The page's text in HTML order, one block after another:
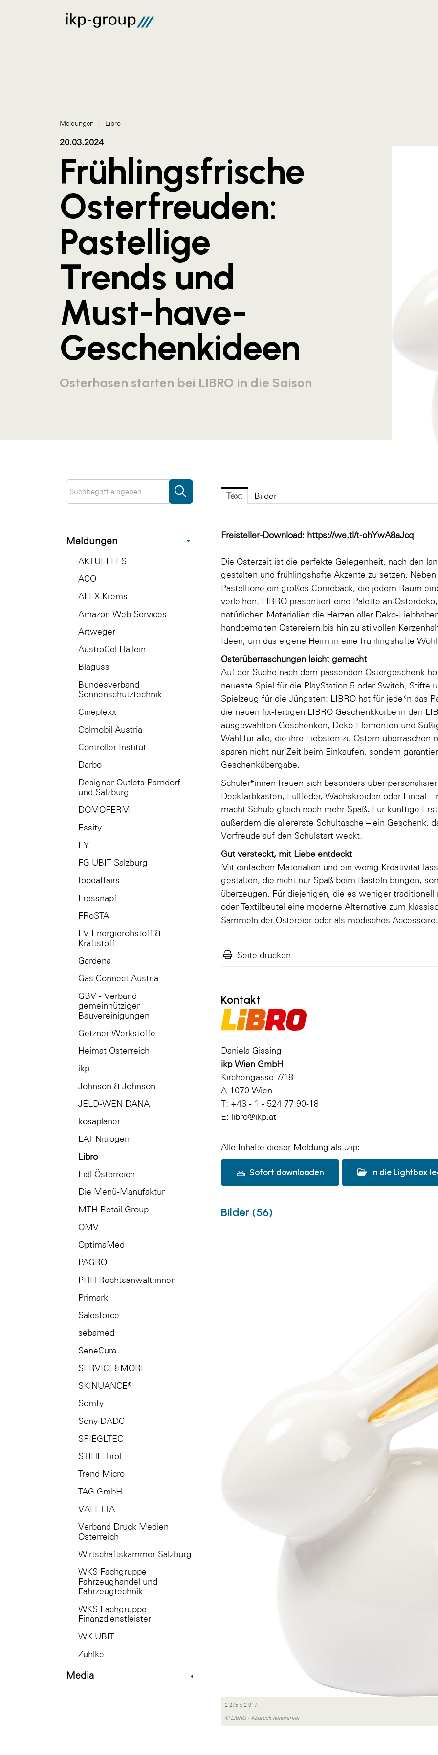
Meldungen
AKTUELLES
ACO
ALEX Krems
Amazon Web Services
Artweger
AustroCel Hallein
Blaguss
Bundesverband
Sonnenschutztechnik
Cineplexx
Colmobil Austria
Controller Institut
Darbo
Designer Outlets Parndorf
und Salzburg
DOMOFERM
Essity
EY
FG UBIT Salzburg
foodaffairs
Fressnapf
FRoSTA
FV Energierohstoff &
Kraftstoff
Gardena
Gas Connect Austria
GBV - Verband
gemeinnütziger
Bauvereinigungen
Getzner Werkstoffe
Heimat Österreich
ikp
Johnson & Johnson
JELD-WEN DANA
kosaplaner
LAT Nitrogen
Libro
Lidl Österreich
Die Menü-Manufaktur
MTH Retail Group
OMV
OptimaMed
PAGRO
PHH Rechtsanwält:innen
Primark
Salesforce
sebamed
SeneCura
SERVICE&MORE
SKINUANCE®
Somfy
Sony DADC
SPIEGLTEC
STIHL Tirol
Trend Micro
TAG GmbH
VALETTA
Verband Druck Medien
Österreich
Wirtschaftskammer Salzburg
WKS Fachgruppe
Fahrzeughandel und
Fahrzeugtechnik
WKS Fachgruppe
Finanzdienstleister
WK UBIT
Zühlke
Media
Meldungen / Libro
20.03.2024
Frühlingsfrische
Osterfreuden:
Pastellige
Trends und
Must-have-
Geschenkideen
Osterhasen starten bei LIBRO in die Saison
Text Bilder
Freisteller-Download: https://we.tl/t-ohYwA8aJcq
Die Osterzeit ist die perfekte Gelegenheit, nach den
gestalten und frühlingshafte Akzente zu setzen.
Pastelltöne ein großes Comeback, die jedem Raum
verleihen. LIBRO präsentiert eine Palette an
natürlichen Materialien die Herzen aller Deko-
handbemalten Ostereiern bis hin zu stilvollen
Ideen, um das eigene Heim in eine frühlingshafte
Osterüberraschungen leicht gemacht
Auf der Suche nach dem passenden Ostergeschenk
neueste Spiel für die PlayStation 5 oder Switch, Stifte
Spielzeug für die Jüngsten: LIBRO hat für jede*n das
die neuen fix-fertigen LIBRO Geschenkkörbe in den
ausgewählten Geschenken, Deko-Elementen und
Wahl für alle, die ihre Liebsten zu Ostern überraschen
sparen nicht nur Zeit beim Einkaufen, sondern
Geschenkübergabe.
Schüler*innen freuen sich besonders über
Deckfarbkasten, Füllfeder, Wachskreiden oder Lineal
macht Schule gleich noch mehr Spaß. Für künftige
außerdem die allererste Schultasche – ein Geschenk,
Vorfreude auf den Schulstart weckt.
Gut versteckt, mit Liebe entdeckt
Mit einfachen Materialien und ein wenig Kreativität
gestalten, die nicht nur Spaß beim Basteln bringen,
überzeugen. Für diejenigen, die es weniger
oder Textilbeutel eine moderne Alternative zum
Sammeln der Ostereier oder als modisches Accessoire.
Seite drucken
Kontakt
Daniela Gissing
ikp Wien GmbH
Kirchengasse 7/18
A-1070 Wien
T: +43 - 1 - 524 77 90-18
E: libro@ikp.at
Alle Inhalte dieser Meldung als .zip:
Sofort downloaden In die Lightbox
Bilder (56)
2 275 x 2 917
© LIBRO - Abdruck honorarfrei